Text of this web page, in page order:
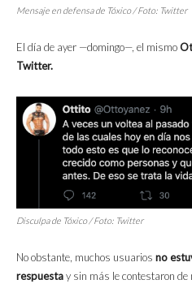
Mensaje en defensa de Tóxico / Foto: Twitter
El día de ayer —domingo—, el mismo
Twitter.
Disculpa de Tóxico / Foto: Twitter
No obstante, muchos usuarios no
respuestay sin más le contestaron de